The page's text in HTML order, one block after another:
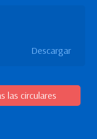
Descargar
las circulares